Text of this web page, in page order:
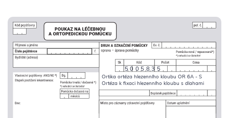
5005835
Ortika ortéza hlezenního kloubu OR 6A - S
Ortéza k fixaci hlezenního kloubu s dlahami